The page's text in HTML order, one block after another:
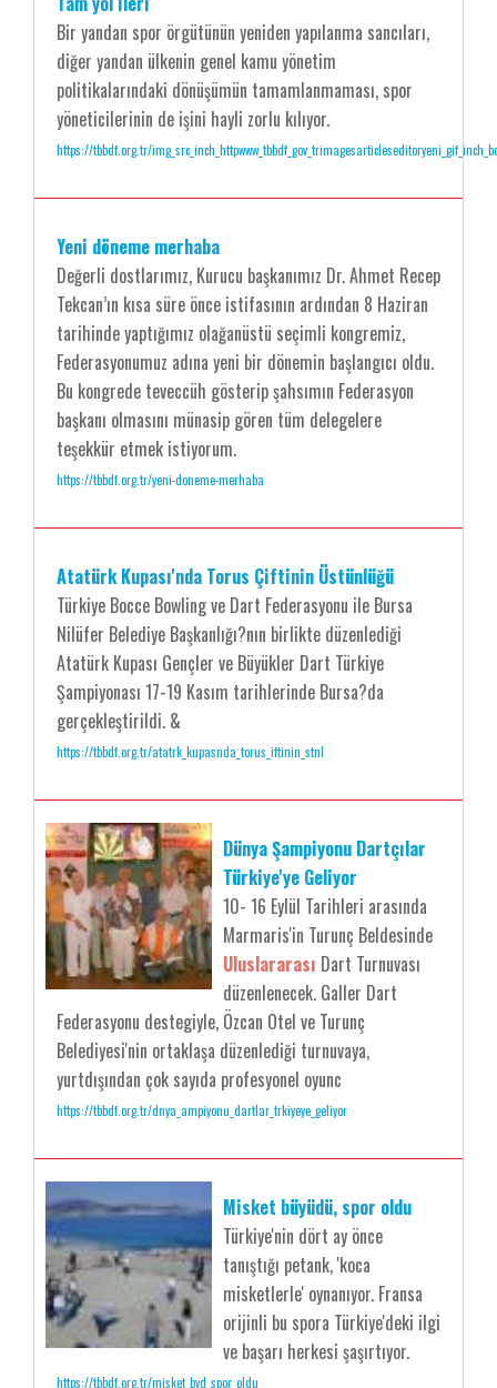
Bir yandan spor örgütünün yeniden yapılanma sancıları,
diğer yandan ülkenin genel kamu yönetim
politikalarındaki dönüşümün tamamlanmaması, spor
yöneticilerinin de işini hayli zorlu kılıyor.
https://tbbdf.org.tr/
Yeni döneme merhaba
Değerli dostlarımız, Kurucu başkanımız Dr. Ahmet Recep
Tekcan’ın kısa süre önce istifasının ardından 8 Haziran
tarihinde yaptığımız olağanüstü seçimli kongremiz,
Federasyonumuz adına yeni bir dönemin başlangıcı oldu.
Bu kongrede teveccüh gösterip şahsımın Federasyon
başkanı olmasını münasip gören tüm delegelere
teşekkür etmek istiyorum.
https://tbbdf.org.tr/yeni-doneme-merhaba
Atatürk Kupası'nda Torus Çiftinin Üstünlüğü
Türkiye Bocce Bowling ve Dart Federasyonu ile Bursa
Nilüfer Belediye Başkanlığı?nın birlikte düzenlediği
Atatürk Kupası Gençler ve Büyükler Dart Türkiye
Şampiyonası 17-19 Kasım tarihlerinde Bursa?da
gerçekleştirildi. &
https://tbbdf.org.tr/atatrk_kupasnda_torus_iftinin_stnl
Dünya Şampiyonu Dartçılar
Türkiye'ye Geliyor
10- 16 Eylül Tarihleri arasında
Marmaris'in Turunç Beldesinde
Uluslararası Dart Turnuvası
düzenlenecek. Galler Dart
Federasyonu destegiyle, Özcan Otel ve Turunç
Belediyesi'nin ortaklaşa düzenlediği turnuvaya,
yurtdışından çok sayıda profesyonel oyunc
https://tbbdf.org.tr/dnya_ampiyonu_dartlar_trkiyeye_geliyor
Misket büyüdü, spor oldu
Türkiye'nin dört ay önce
tanıştığı petank, 'koca
misketlerle' oynanıyor. Fransa
orijinli bu spora Türkiye'deki ilgi
ve başarı herkesi şaşırtıyor.
https://tbbdf.org.tr/misket_byd_spor_oldu